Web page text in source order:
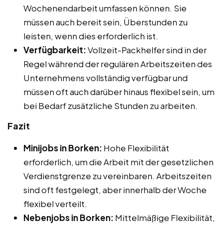
Wochenendarbeit umfassen können. Sie
müssen auch bereit sein, Überstunden zu
leisten, wenn dies erforderlich ist.
Verfügbarkeit:Vollzeit-Packhelfer sind in der
Regel während der regulären Arbeitszeiten des
Unternehmens vollständig verfügbar und
müssen oft auch darüber hinaus flexibel sein, um
bei Bedarf zusätzliche Stunden zu arbeiten.
Fazit
Minijobs in Borken: Hohe Flexibilität
erforderlich, um die Arbeit mit der gesetzlichen
Verdienstgrenze zu vereinbaren. Arbeitszeiten
sind oft festgelegt, aber innerhalb der Woche
flexibel verteilt.
Nebenjobs in Borken: Mittelmäßige Flexibilität,